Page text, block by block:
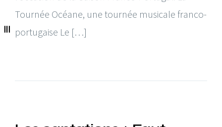
Tournée Océane, une tournée musicale franco-
portugaise Le […]